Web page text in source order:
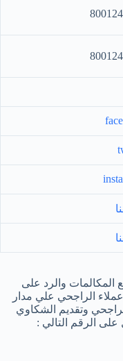
والرد على
الراجحي علي مدار
وتقديم الشكاوي
الرقم التالي :